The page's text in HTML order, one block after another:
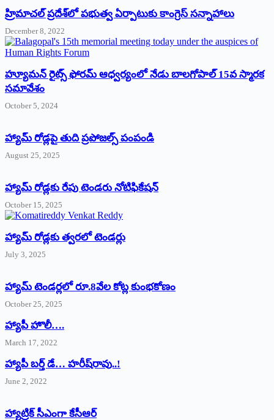
‌హ్రిమాచల్‌ ‌ప్రదేశ్‌లో పభుత్వ ఏర్పాటుకు కాంగ్రెస్‌ ‌సన్నాహాలు
December 8, 2022
హ్యూమన్‌ రైట్స్‌ ఫోరమ్‌ ఆధ్వర్యంలో నేడు బాలగోపాల్‌ 15వ స్మారక
సమావేశం
October 5, 2024
హ్యామ్‌ రోడ్లపై తుది ప్రపోజల్స్‌ పంపండి
August 25, 2025
హ్యామ్‌ రోడ్లకు రేపు టెండరు నోటిఫికేషన్‌
October 15, 2025
హ్యామ్‌ రోడ్లకు త్వరలో టెండర్లు
July 3, 2025
హ్యామ్‌ ‌టెండర్లలో రూ.8వేల కోట్ల కుంభకోణం
October 25, 2025
హ్యాపీ హొలీ….
March 17, 2022
హ్యాపీ బర్త్ ‌డే… హరీష్‌రావు..!
June 2, 2022
హ్యాట్రిక్‌ ‌సీఎంగా కేసీఆర్‌